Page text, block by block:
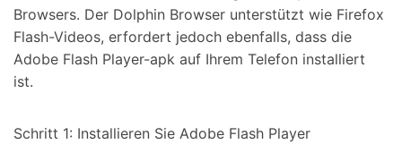
Browsers. Der Dolphin Browser unterstützt wie Firefox
Flash-Videos, erfordert jedoch ebenfalls, dass die
Adobe Flash Player-apk auf Ihrem Telefon installiert
ist.
Schritt 1: Installieren Sie Adobe Flash Player